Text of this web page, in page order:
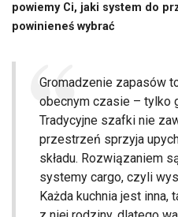
powiemy Ci, jaki system do
powinieneś wybrać
Gromadzenie zapasów
obecnym czasie – tylko
Tradycyjne szafki nie
przestrzeń sprzyja
składu. Rozwiązaniem
systemy cargo, czyli
Każda kuchnia jest